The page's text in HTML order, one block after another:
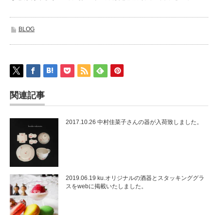
BLOG
関連記事
2017.10.26 中村佳菜子さんの器が入荷致しました。
2019.06.19 ku.オリジナルの酒器とスタッキンググラ
スをwebに掲載いたしました。